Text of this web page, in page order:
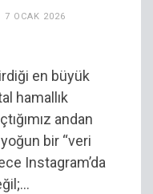
7 OCAK 2026
en büyük
hamallık
andan
yoğun bir “veri
Instagram’da